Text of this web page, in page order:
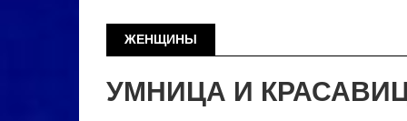
ЖЕНЩИНЫ
УМНИЦА И